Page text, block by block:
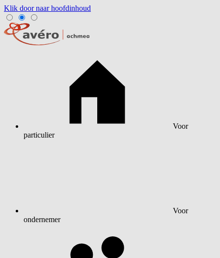
Klik door naar hoofdinhoud
Voor
particulier
Voor
ondernemer